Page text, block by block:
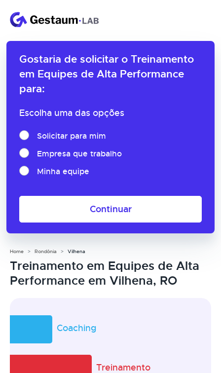
Gostaria de solicitar o Treinamento
em Equipes de Alta Performance
para:
Escolha uma das opções
Solicitar para mim
Empresa que trabalho
Minha equipe
Continuar
Home Rondônia Vilhena
Treinamento em Equipes de Alta
Performance em Vilhena, RO